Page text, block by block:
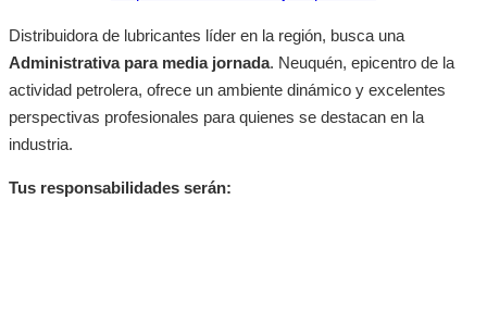
Distribuidora de lubricantes líder en la región, busca una
Administrativa para media jornada. Neuquén, epicentro de la
actividad petrolera, ofrece un ambiente dinámico y excelentes
perspectivas profesionales para quienes se destacan en la
industria.
Tus responsabilidades serán: